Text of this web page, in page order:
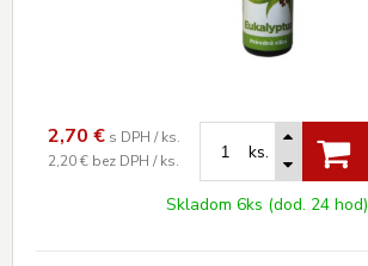
2,70 € s DPH / ks.
2,20 € bez DPH / ks. ks.
Skladom 6ks (dod. 24 hod)